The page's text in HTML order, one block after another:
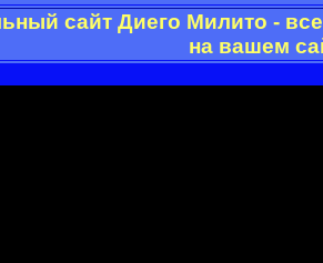
сайт Диего Милито -
на вашем